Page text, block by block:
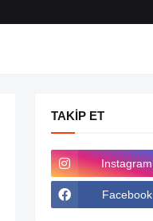
TAKIP ET
Instagram
Facebook